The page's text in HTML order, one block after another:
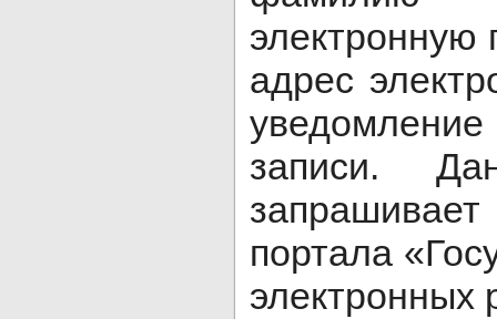
электронную
адрес
записи.
портала
электронных